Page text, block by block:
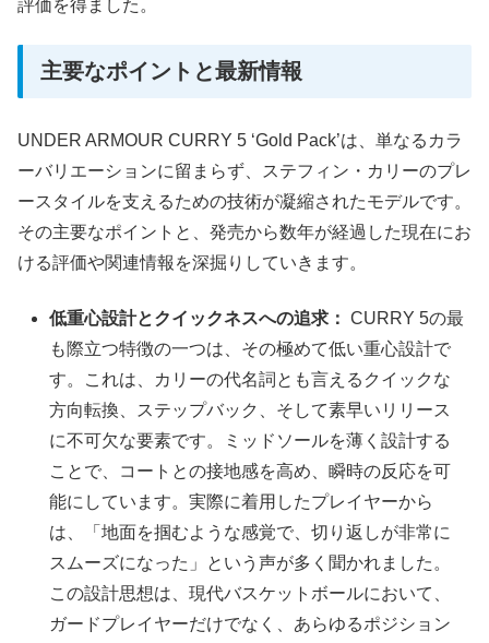
評価を得ました。
主要なポイントと最新情報
UNDER ARMOUR CURRY 5 ‘Gold Pack’は、単なるカラ
ーバリエーションに留まらず、ステフィン・カリーのプレ
ースタイルを支えるための技術が凝縮されたモデルです。
その主要なポイントと、発売から数年が経過した現在にお
ける評価や関連情報を深掘りしていきます。
低重心設計とクイックネスへの追求： CURRY 5の最
も際立つ特徴の一つは、その極めて低い重心設計で
す。これは、カリーの代名詞とも言えるクイックな
方向転換、ステップバック、そして素早いリリース
に不可欠な要素です。ミッドソールを薄く設計する
ことで、コートとの接地感を高め、瞬時の反応を可
能にしています。実際に着用したプレイヤーから
は、「地面を掴むような感覚で、切り返しが非常に
スムーズになった」という声が多く聞かれました。
この設計思想は、現代バスケットボールにおいて、
ガードプレイヤーだけでなく、あらゆるポジション